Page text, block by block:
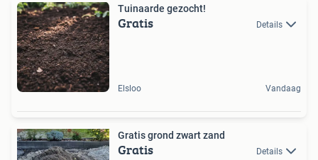
Tuinaarde gezocht!
Gratis Details
Elsloo Vandaag
Gratis grond zwart zand
Gratis Details